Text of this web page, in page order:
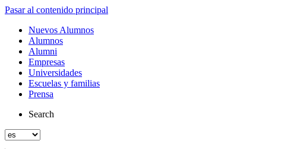
Pasar al contenido principal
Nuevos Alumnos
Alumnos
Alumni
Empresas
Universidades
Escuelas y familias
Prensa
Search